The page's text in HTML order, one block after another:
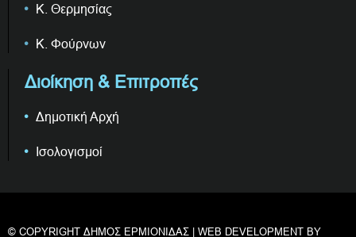
Κ. Θερμησίας
Κ. Φούρνων
Διοίκηση & Επιτροπές
Δημοτική Αρχή
Ισολογισμοί
© COPYRIGHT ΔΗΜΟΣ ΕΡΜΙΟΝΙΔΑΣ | WEB DEVELOPMENT BY